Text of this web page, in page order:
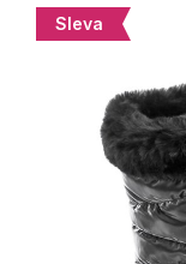
Sleva